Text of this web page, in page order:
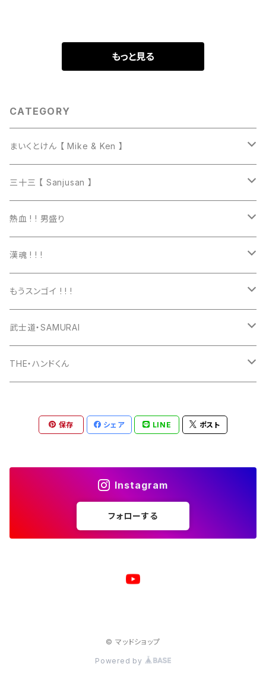
もっと見る
CATEGORY
まいくとけん 【 Mike & Ken 】
マグカップ
トートバッグ
三十三 【 Sanjusan 】
Tシャツ
長袖Ｔシャツ
パーカー
ワッペン
マグカップ
マウスパッド
サコッシュ
熱血 ! ! 男盛り
Tシャツ
長袖Tシャツ
スウェット
パーカー
スマホケース
キャップ
漢魂 ! ! !
Tシャツ
パーカー
スマホケース
モバイルバッテリー
もうスンゴイ ! ! !
Tシャツ
長袖Ｔシャツ
マグカップ
ポーチ
武士道・SAMURAI
Tシャツ
スマホケース
パズル
THE・ハンドくん
キーホルダー
マグカップ
保存 シェア LINE ポスト
Instagram
フォローする
© マッドショップ
Powered by